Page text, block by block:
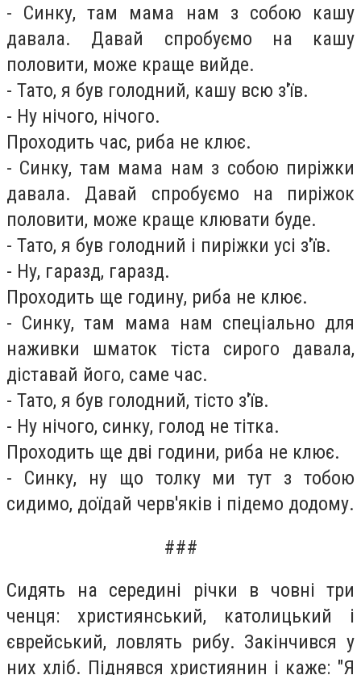
- Синку, там мама нам з собою кашу
давала. Давай спробуємо на кашу
половити, може краще вийде.
- Тато, я був голодний, кашу всю з'їв.
- Ну нічого, нічого.
Проходить час, риба не клює.
- Синку, там мама нам з собою пиріжки
давала. Давай спробуємо на пиріжок
половити, може краще клювати буде.
- Тато, я був голодний і пиріжки усі з'їв.
- Ну, гаразд, гаразд.
Проходить ще годину, риба не клює.
- Синку, там мама нам спеціально для
наживки шматок тіста сирого давала,
діставай його, саме час.
- Тато, я був голодний, тісто з'їв.
- Ну нічого, синку, голод не тітка.
Проходить ще дві години, риба не клює.
- Синку, ну що толку ми тут з тобою
сидимо, доїдай черв'яків і підемо додому.
###
Сидять на середині річки в човні три
ченця: християнський, католицький і
єврейський, ловлять рибу. Закінчився у
них хліб. Піднявся християнин і каже: "Я